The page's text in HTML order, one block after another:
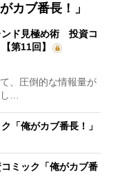
カブ番長！」
ンド見極め術 投資コ
第11回】
、圧倒的な情報量が
し…
「俺がカブ番長！」
ミック「俺がカブ番